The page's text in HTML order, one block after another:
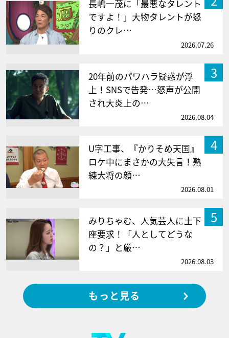
長嶋一茂に「最悪なタレント
ですよ！」大物タレントが怒
りのクレ…
2026.07.26
3
20年前のパワハラ疑惑が浮
上！SNSで告発…怒声が公開
され大炎上の…
2026.08.04
4
U字工事、『かりそめ天国』
ロケ中にまさかの大失言！熟
練大将の顔…
2026.08.01
5
みりちゃむ、人気芸人に土下
座要求！「人としてどうな
の？」と厳…
2026.08.03
もっと見る